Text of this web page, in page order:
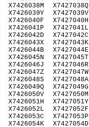
X7426038M
X7426039Y
X7426040F
X7426041P
X7426042D
X7426043X
X7426044B
X7426045N
X7426046J
X7426047Z
X7426048S
X7426049Q
X7426050V
X7426051H
X7426052L
X7426053C
X7426054K
X7427038Q
X7427039V
X7427040H
X7427041L
X7427042C
X7427043K
X7427044E
X7427045T
X7427046R
X7427047W
X7427048A
X7427049G
X7427050M
X7427051Y
X7427052F
X7427053P
X7427054D